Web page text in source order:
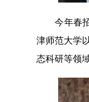
今年春招
津师范大学
态科研等领